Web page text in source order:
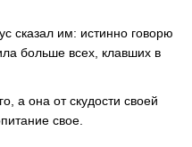
сказал им: истинно говорю
больше всех, клавших в
а она от скудости своей
свое.